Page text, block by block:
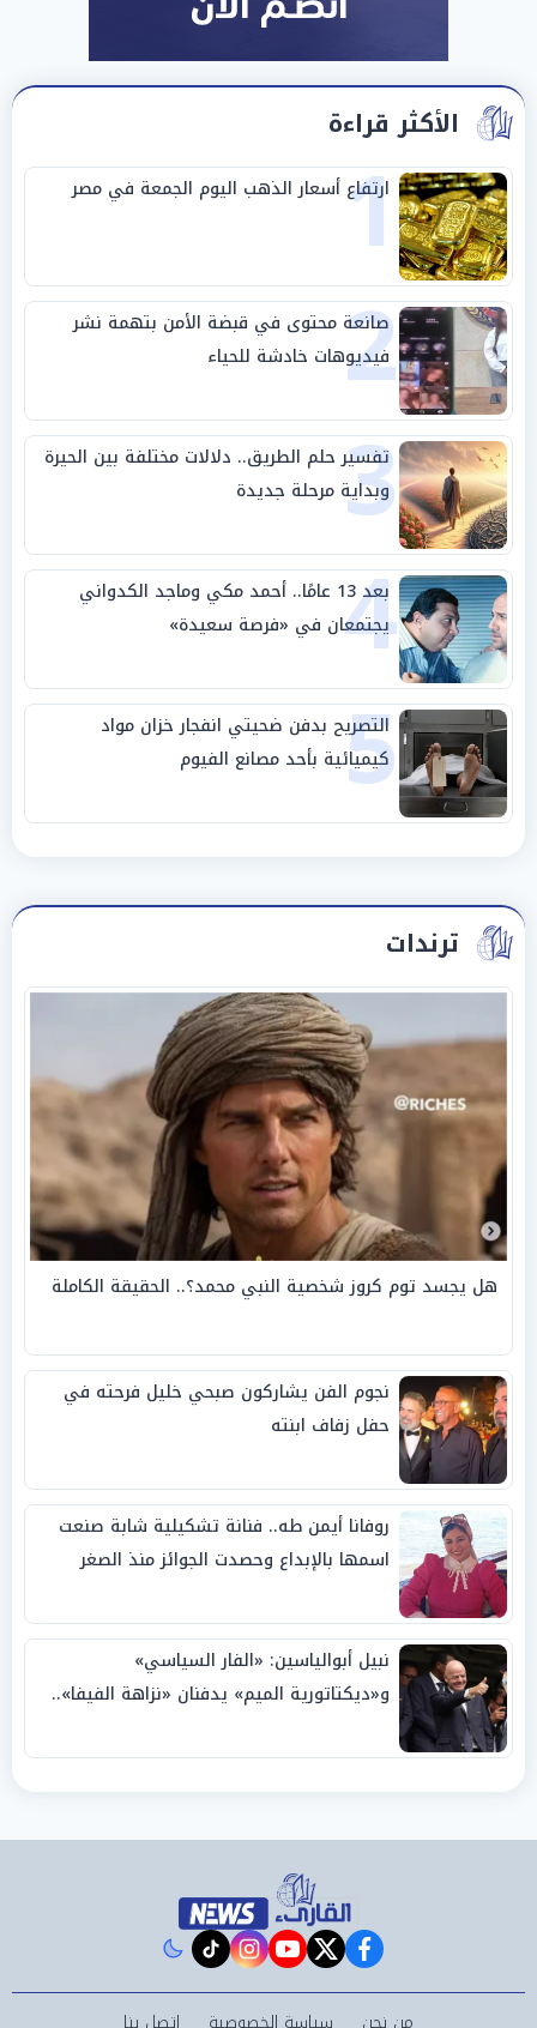
الأكثر قراءة
1
ارتفاع أسعار الذهب اليوم الجمعة في مصر
2
صانعة محتوى في قبضة الأمن بتهمة نشر
فيديوهات خادشة للحياء
3
تفسير حلم الطريق.. دلالات مختلفة بين الحيرة
وبداية مرحلة جديدة
4 بعد 13 عامًا.. أحمد مكي وماجد الكدواني
يجتمعان في «فرصة سعيدة»
5
التصريح بدفن ضحيتي انفجار خزان مواد
كيميائية بأحد مصانع الفيوم
ترندات
هل يجسد توم كروز شخصية النبي محمد؟.. الحقيقة الكاملة
نجوم الفن يشاركون صبحي خليل فرحته في
حفل زفاف ابنته
روفانا أيمن طه.. فنانة تشكيلية شابة صنعت
اسمها بالإبداع وحصدت الجوائز منذ الصغر
نبيل أبوالياسين: «الفار السياسي»
و«ديكتاتورية الميم» يدفنان «نزاهة الفيفا»..
facebook
twitter
youtube
instagram
tiktok